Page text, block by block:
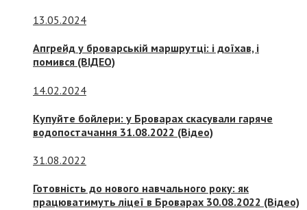
13.05.2024
Апгрейд у броварській маршрутці: і доїхав, і
помився (ВІДЕО)
14.02.2024
Купуйте бойлери: у Броварах скасували гаряче
водопостачання 31.08.2022 (Відео)
31.08.2022
Готовність до нового навчального року: як
працюватимуть ліцеї в Броварах 30.08.2022 (Відео)